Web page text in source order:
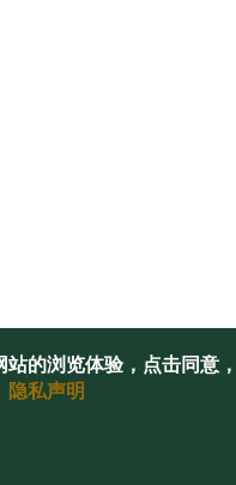
的浏览体验，点击同意
隐私声明